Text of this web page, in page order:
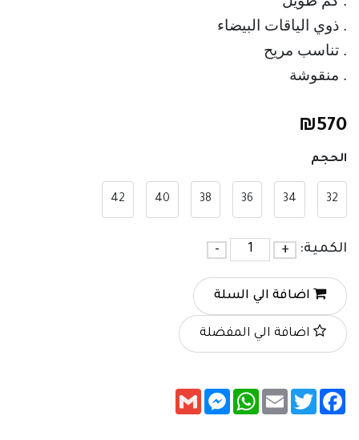
. منقوشة
₪570
الحجم
32
34
36
38
40
42
الكمية: +
-
اضافة الي السلة
اضافة الي المفضلة
Facebook
Twitter
Email
WhatsApp
Messenger
Gmail